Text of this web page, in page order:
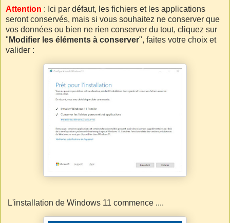
Attention : Ici par défaut, les fichiers et les applications
seront conservés, mais si vous souhaitez ne conserver que
vos données ou bien ne rien conserver du tout, cliquez sur
" Modifier les éléments à conserver", faites votre choix et
valider :
L'installation de Windows 11 commence ....